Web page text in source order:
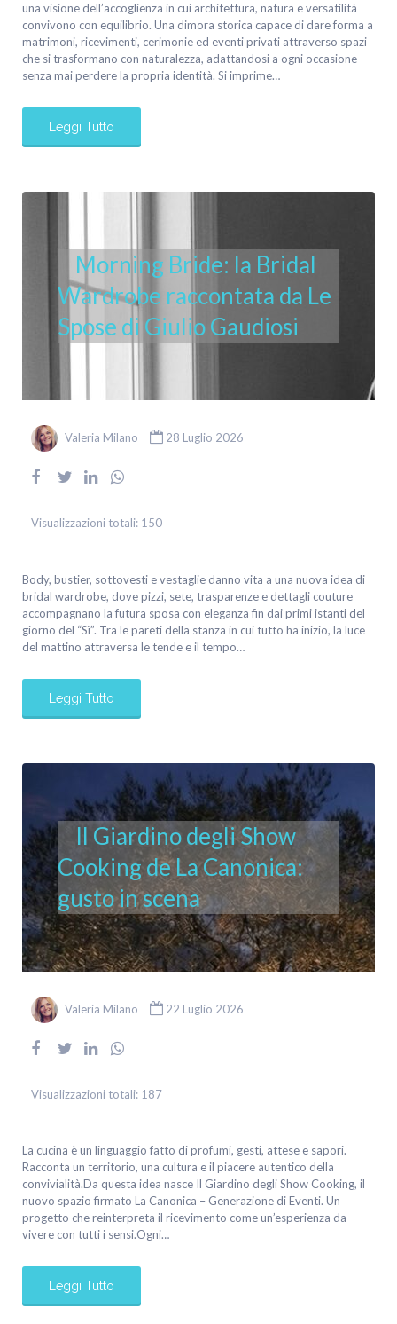
una visione dell’accoglienza in cui architettura, natura e versatilità
convivono con equilibrio. Una dimora storica capace di dare forma a
matrimoni, ricevimenti, cerimonie ed eventi privati attraverso spazi
che si trasformano con naturalezza, adattandosi a ogni occasione
senza mai perdere la propria identità. Si imprime…
Leggi Tutto
Morning Bride: la Bridal
Wardrobe raccontata da Le
Spose di Giulio Gaudiosi
Valeria Milano 28 Luglio 2026
Visualizzazioni totali: 150
Body, bustier, sottovesti e vestaglie danno vita a una nuova idea di
bridal wardrobe, dove pizzi, sete, trasparenze e dettagli couture
accompagnano la futura sposa con eleganza fin dai primi istanti del
giorno del “Sì”. Tra le pareti della stanza in cui tutto ha inizio, la luce
del mattino attraversa le tende e il tempo…
Leggi Tutto
Il Giardino degli Show
Cooking de La Canonica:
gusto in scena
Valeria Milano 22 Luglio 2026
Visualizzazioni totali: 187
La cucina è un linguaggio fatto di profumi, gesti, attese e sapori.
Racconta un territorio, una cultura e il piacere autentico della
convivialità.Da questa idea nasce Il Giardino degli Show Cooking, il
nuovo spazio firmato La Canonica – Generazione di Eventi. Un
progetto che reinterpreta il ricevimento come un’esperienza da
vivere con tutti i sensi.Ogni…
Leggi Tutto